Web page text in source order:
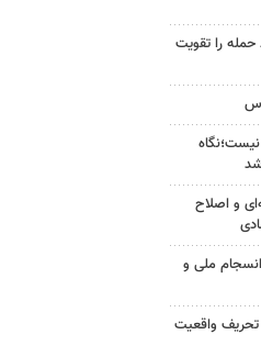
خط حمله را تقویت
و اصلاح
ملی و
واقعیت